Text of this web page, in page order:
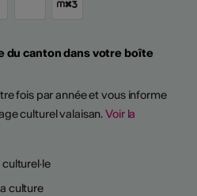
du canton dans votre boîte
fois par année et vous informe
culturel valaisan.Voir la
culture